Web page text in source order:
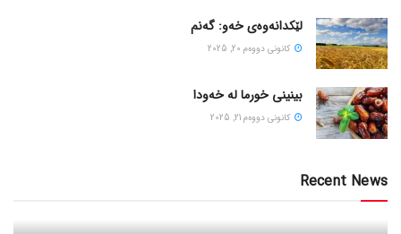
لێکدانەوەی خەو: گەنم
كانونی دووه‌م 20, 2025
بینینی خورما لە خەودا
كانونی دووه‌م 21, 2025
Recent News